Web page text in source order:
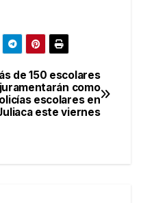
de 150 escolares
juramentarán como
escolares en
este viernes